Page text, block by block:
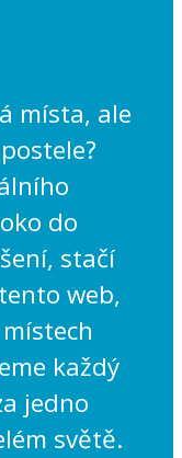
místa, ale
do
stačí
web,
každý
jedno
světě.